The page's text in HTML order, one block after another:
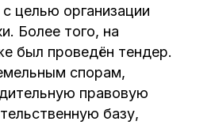
целью организации
Более того, на
был проведён тендер.
спорам,
правовую
базу,